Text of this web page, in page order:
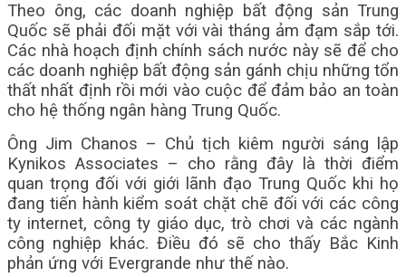
Theo ông, các doanh nghiệp bất động sản Trung
Quốc sẽ phải đối mặt với vài tháng ảm đạm sắp tới.
Các nhà hoạch định chính sách nước này sẽ để cho
các doanh nghiệp bất động sản gánh chịu những tổn
thất nhất định rồi mới vào cuộc để đảm bảo an toàn
cho hệ thống ngân hàng Trung Quốc.
Ông Jim Chanos – Chủ tịch kiêm người sáng lập
Kynikos Associates – cho rằng đây là thời điểm
quan trọng đối với giới lãnh đạo Trung Quốc khi họ
đang tiến hành kiểm soát chặt chẽ đối với các công
ty internet, công ty giáo dục, trò chơi và các ngành
công nghiệp khác. Điều đó sẽ cho thấy Bắc Kinh
phản ứng với Evergrande như thế nào.